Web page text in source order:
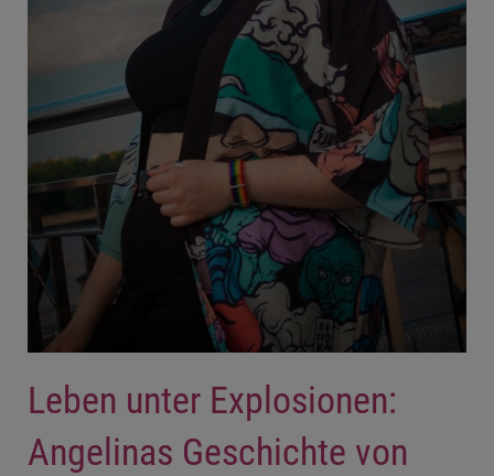
Leben unter Explosionen:
Angelinas Geschichte von